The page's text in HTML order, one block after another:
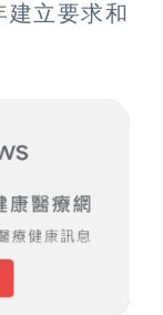
建立要求和